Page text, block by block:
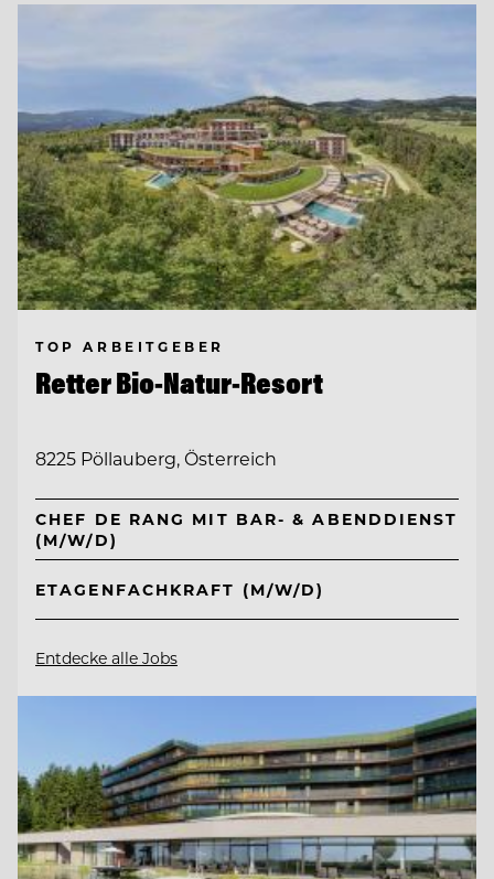
TOP ARBEITGEBER
Retter Bio-Natur-Resort
8225 Pöllauberg, Österreich
CHEF DE RANG MIT BAR- & ABENDDIENST
(M/W/D)
ETAGENFACHKRAFT (M/W/D)
Entdecke alle Jobs